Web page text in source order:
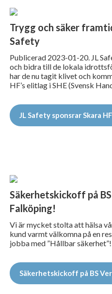
Trygg och säker
Safety
Publicerad 2023-01-20. JL
och bidra till de lokala
har de nu tagit klivet och
HF’s elitlag i SHE (Svensk
JL Safety sponsrar Skara HF
Säkerhetskickoff på
Falköping!
Vi är mycket stolta att hälsa
kund varmt välkomna på en
jobba med ”Hållbar säkerhet”!
Säkerhetskickoff på BS